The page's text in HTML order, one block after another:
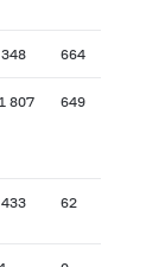
664
807 649
62